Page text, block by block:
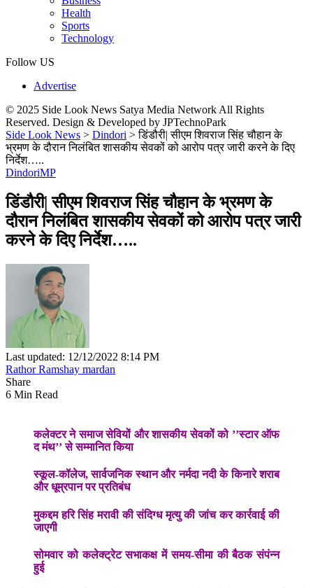
Health
Sports
Technology
Follow US
Advertise
© 2025 Side Look News Satya Media Network All Rights
Reserved. Design & Developed by JPTechnoPark
Side Look News > Dindori >डिंडौरी| सीएम शिवराज सिंह चौहान के
भ्रमण के दौरान निलंबित शासकीय सेवकों को आरोप पत्र जारी करने के दिए
निर्देश…..
DindoriMP
डिंडौरी| सीएम शिवराज सिंह चौहान के भ्रमण के
दौरान निलंबित शासकीय सेवकों को आरोप पत्र जारी
करने के दिए निर्देश…..
Last updated: 12/12/2022 8:14 PM
Rathor Ramshay mardan
Share
6 Min Read
कलेक्टर ने समाज सेवियों और शासकीय सेवकों को ’’स्टार ऑफ
द मंथ’’ से सम्मानित किया
स्कूल-कॉलेज, सार्वजनिक स्थान और नर्मदा नदी के किनारे शराब
और धूम्रपान पर प्रतिबंध
मुकद्दम हरि सिंह मरावी की संदिग्ध मृत्यु की जांच कर कार्रवाई की
जाएगी
सोमवार को कलेक्ट्रेट सभाकक्ष में समय-सीमा की बैठक संपंन्न
हुई